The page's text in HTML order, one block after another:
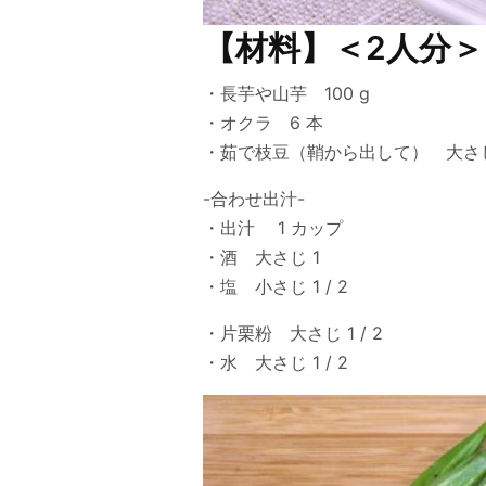
【材料】＜2人分＞
・長芋や山芋 100 g
・オクラ 6 本
・茹で枝豆（鞘から出して） 大さ
-合わせ出汁-
・出汁 1 カップ
・酒 大さじ 1
・塩 小さじ 1 / 2
・片栗粉 大さじ 1 / 2
・水 大さじ 1 / 2